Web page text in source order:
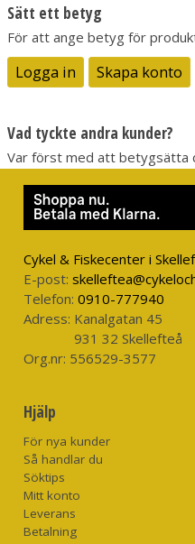
Sätt ett betyg
För att ange betyg för
Logga in Skapa konto
Vad tyckte andra kunder?
Var först med att betygsätta
Cykel & Fiskecenter i
E-post:
Telefon: 0910-777940
Adress: Kanalgatan 45
931 32 Skellefteå
Org.nr: 556529-3577
Hjälp
För nya kunder
Så handlar du
Söktips
Mitt konto
Leverans
Betalning